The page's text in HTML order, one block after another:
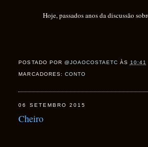
Hoje, passados anos da discussão
POSTADO POR @JOAOCOSTAETC ÀS 10:41
MARCADORES: CONTO
06 SETEMBRO 2015
Cheiro